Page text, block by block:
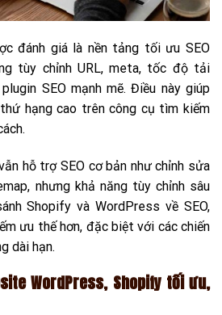
đánh giá là nền tảng tối ưu SEO
tùy chỉnh URL, meta, tốc độ tải
SEO mạnh mẽ. Điều này giúp
hạng cao trên công cụ tìm kiếm
hỗ trợ SEO cơ bản như chỉnh sửa
nhưng khả năng tùy chỉnh sâu
Shopify và WordPress về SEO,
ưu thế hơn, đặc biệt với các chiến
dài hạn.
WordPress, Shopify tối ưu,